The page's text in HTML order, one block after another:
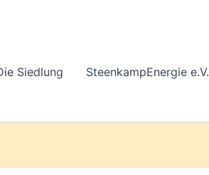
Siedlung SteenkampEnergie e.V.